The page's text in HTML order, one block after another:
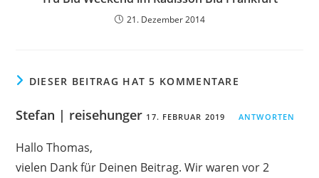
21. Dezember 2014
DIESER BEITRAG HAT 5 KOMMENTARE
Stefan | reisehunger 17. FEBRUAR 2019 ANTWORTEN
Hallo Thomas,
vielen Dank für Deinen Beitrag. Wir waren vor 2